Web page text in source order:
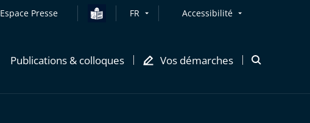
Espace Presse FR Accessibilité
Publications & colloques Vos démarches
Ouvrir